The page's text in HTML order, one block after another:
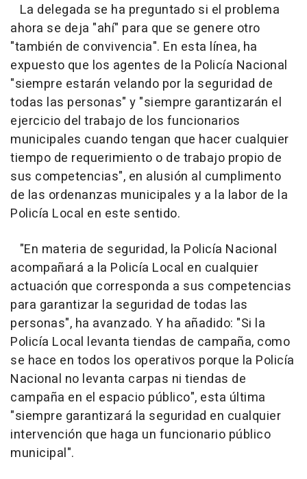
La delegada se ha preguntado si el problema
ahora se deja "ahí" para que se genere otro
"también de convivencia". En esta línea, ha
expuesto que los agentes de la Policía Nacional
"siempre estarán velando por la seguridad de
todas las personas" y "siempre garantizarán el
ejercicio del trabajo de los funcionarios
municipales cuando tengan que hacer cualquier
tiempo de requerimiento o de trabajo propio de
sus competencias", en alusión al cumplimento
de las ordenanzas municipales y a la labor de la
Policía Local en este sentido.
"En materia de seguridad, la Policía Nacional
acompañará a la Policía Local en cualquier
actuación que corresponda a sus competencias
para garantizar la seguridad de todas las
personas", ha avanzado. Y ha añadido: "Si la
Policía Local levanta tiendas de campaña, como
se hace en todos los operativos porque la Policía
Nacional no levanta carpas ni tiendas de
campaña en el espacio público", esta última
"siempre garantizará la seguridad en cualquier
intervención que haga un funcionario público
municipal".